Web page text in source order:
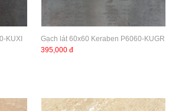
KUXI
Gạch lát 60x60 Keraben P6060-KUGR
395,000 đ